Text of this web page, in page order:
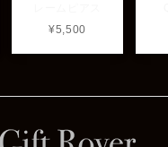
¥5,500